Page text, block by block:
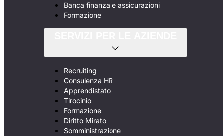
Banca finanza e assicurazioni
Formazione
Recruiting
Consulenza HR
Apprendistato
Tirocinio
Formazione
Diritto Mirato
Somministrazione